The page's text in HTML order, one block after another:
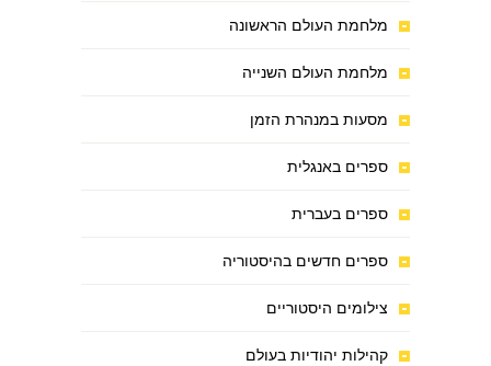
מלחמת העולם הראשונה
מלחמת העולם השנייה
מסעות במנהרת הזמן
ספרים באנגלית
ספרים בעברית
ספרים חדשים בהיסטוריה
צילומים היסטוריים
קהילות יהודיות בעולם